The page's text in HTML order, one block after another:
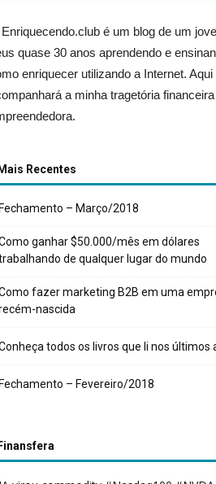
é um blog de um
quase 30 anos aprendendo e
enriquecer utilizando a Internet.
a minha tragetória
Mais Recentes
Fechamento – Março/2018
ganhar $50.000/mês em dólares
de qualquer lugar do mundo
fazer marketing B2B em uma
nascida
todos os livros que li nos últimos
Fechamento – Fevereiro/2018
Finansfera